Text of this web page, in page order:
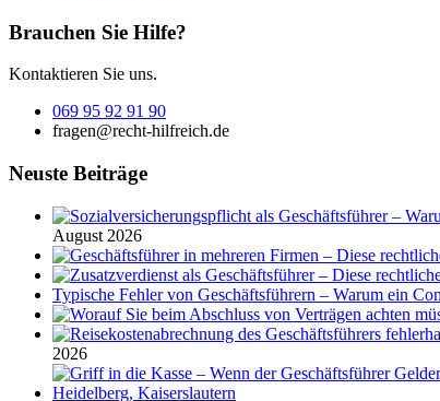
Brauchen Sie Hilfe?
Kontaktieren Sie uns.
069 95 92 91 90
fragen@recht-hilfreich.de
Neuste Beiträge
August 2026
Typische Fehler von Geschäftsführern – Warum ein
2026